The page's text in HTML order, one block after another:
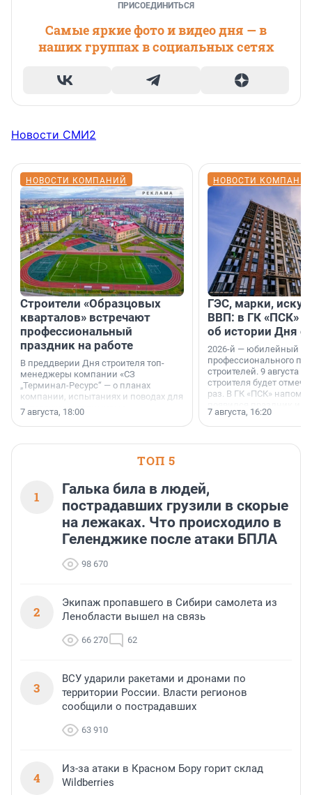
ПРИСОЕДИНИТЬСЯ
Самые яркие фото и видео дня — в
наших группах в социальных сетях
Новости СМИ2
НОВОСТИ КОМПАНИЙ
Строители «Образцовых
кварталов» встречают
профессиональный
праздник на работе
В преддверии Дня строителя топ-
менеджеры компании «СЗ
„Терминал-Ресурс“ — о планах
компании, испытаниях и поводах для
осторожного оптимизма.
7 августа, 18:00
НОВОСТИ
ГЭС, марки,
ВВП: в ГК «ПСК»
об истории Дня
2026-й — юбилейный
профессионального
строителей. 9 августа
строителя будет
раз. В ГК «ПСК»
поменялась роль
7 августа, 16:20
ТОП 5
1
Галька била в людей,
пострадавших грузили в скорые
на лежаках. Что происходило в
Геленджике после атаки БПЛА
98 670
2
Экипаж пропавшего в Сибири самолета из
Ленобласти вышел на связь
66 270 62
3
ВСУ ударили ракетами и дронами по
территории России. Власти регионов
сообщили о пострадавших
63 910
4
Из-за атаки в Красном Бору горит склад
Wildberries